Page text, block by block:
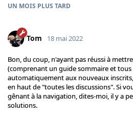
UN MOIS PLUS TARD
Tom 18 mai 2022
Bon, du coup, n'ayant pas réussi à
(comprenant un guide sommaire et tous
automatiquement aux nouveaux
en haut de "toutes les discussions". Si
gênant à la navigation, dites-moi, il y a
solutions.